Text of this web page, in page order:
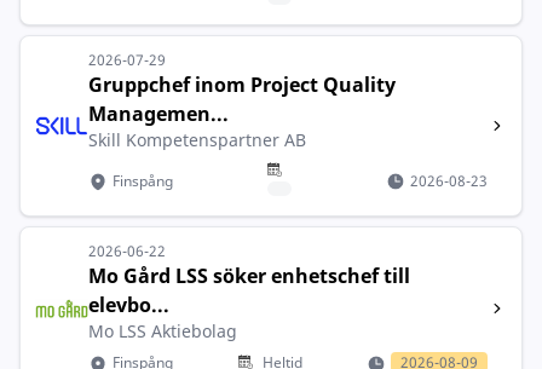
2026-07-29
Gruppchef inom Project Quality
Managemen...
Skill Kompetenspartner AB
Finspång 2026-08-23
2026-06-22
Mo Gård LSS söker enhetschef till
elevbo...
Mo LSS Aktiebolag
Finspång Heltid 2026-08-09